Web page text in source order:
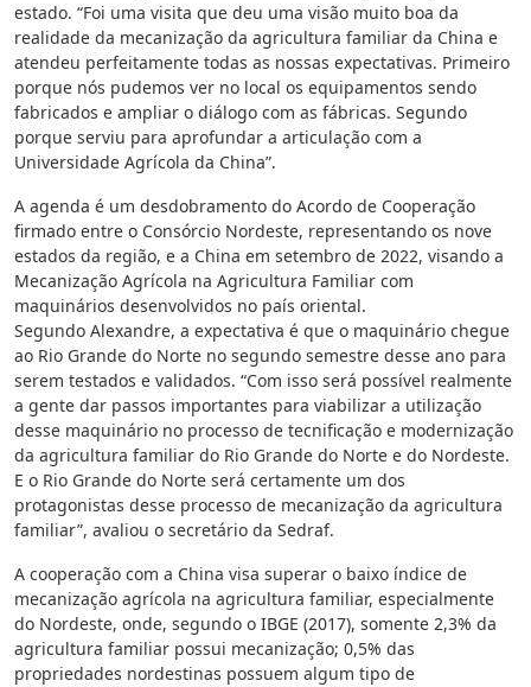
estado. “Foi uma visita que deu uma visão muito boa da
realidade da mecanização da agricultura familiar da China e
atendeu perfeitamente todas as nossas expectativas. Primeiro
porque nós pudemos ver no local os equipamentos sendo
fabricados e ampliar o diálogo com as fábricas. Segundo
porque serviu para aprofundar a articulação com a
Universidade Agrícola da China”.
A agenda é um desdobramento do Acordo de Cooperação
firmado entre o Consórcio Nordeste, representando os nove
estados da região, e a China em setembro de 2022, visando a
Mecanização Agrícola na Agricultura Familiar com
maquinários desenvolvidos no país oriental.
Segundo Alexandre, a expectativa é que o maquinário chegue
ao Rio Grande do Norte no segundo semestre desse ano para
serem testados e validados. “Com isso será possível realmente
a gente dar passos importantes para viabilizar a utilização
desse maquinário no processo de tecnificação e modernização
da agricultura familiar do Rio Grande do Norte e do Nordeste.
E o Rio Grande do Norte será certamente um dos
protagonistas desse processo de mecanização da agricultura
familiar”, avaliou o secretário da Sedraf.
A cooperação com a China visa superar o baixo índice de
mecanização agrícola na agricultura familiar, especialmente
do Nordeste, onde, segundo o IBGE (2017), somente 2,3% da
agricultura familiar possui mecanização; 0,5% das
propriedades nordestinas possuem algum tipo de